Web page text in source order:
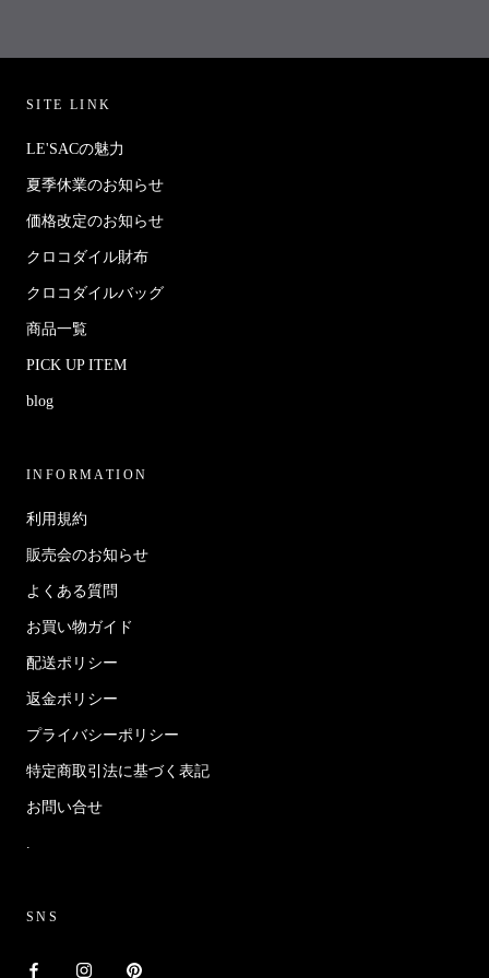
SITE LINK
LE'SACの魅力
夏季休業のお知らせ
価格改定のお知らせ
クロコダイル財布
クロコダイルバッグ
商品一覧
PICK UP ITEM
blog
INFORMATION
利用規約
販売会のお知らせ
よくある質問
お買い物ガイド
配送ポリシー
返金ポリシー
プライバシーポリシー
特定商取引法に基づく表記
お問い合せ
SNS